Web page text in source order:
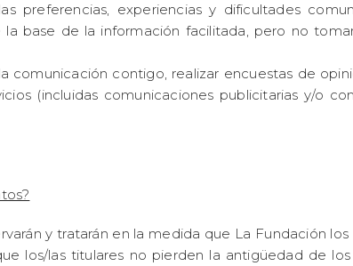
preferencias, experiencias y dificultades
la base de la información facilitada, pero no
comunicación contigo, realizar encuestas de
(incluidas comunicaciones publicitarias y/o
y tratarán en la medida que La Fundación
los/las titulares no pierden la antigüedad de